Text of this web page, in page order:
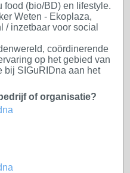
food (bio/BD) en lifestyle.
Weten - Ekoplaza,
/ inzetbaar voor social
coördinerende
op het gebied van
bij SIGuRIDna aan het
of organisatie?